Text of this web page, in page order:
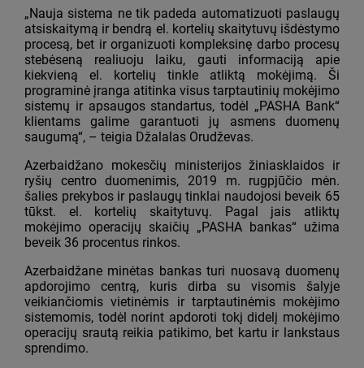
„Nauja sistema ne tik padeda automatizuoti paslaugų
atsiskaitymą ir bendrą el. kortelių skaitytuvų išdėstymo
procesą, bet ir organizuoti kompleksinę darbo procesų
stebėseną realiuoju laiku, gauti informaciją apie
kiekvieną el. kortelių tinkle atliktą mokėjimą. Ši
programinė įranga atitinka visus tarptautinių mokėjimo
sistemų ir apsaugos standartus, todėl „PASHA Bank“
klientams galime garantuoti jų asmens duomenų
saugumą“, – teigia Džalalas Orudževas.
Azerbaidžano mokesčių ministerijos žiniasklaidos ir
ryšių centro duomenimis, 2019 m. rugpjūčio mėn.
šalies prekybos ir paslaugų tinklai naudojosi beveik 65
tūkst. el. kortelių skaitytuvų. Pagal jais atliktų
mokėjimo operacijų skaičių „PASHA bankas“ užima
beveik 36 procentus rinkos.
Azerbaidžane minėtas bankas turi nuosavą duomenų
apdorojimo centrą, kuris dirba su visomis šalyje
veikiančiomis vietinėmis ir tarptautinėmis mokėjimo
sistemomis, todėl norint apdoroti tokį didelį mokėjimo
operacijų srautą reikia patikimo, bet kartu ir lankstaus
sprendimo.